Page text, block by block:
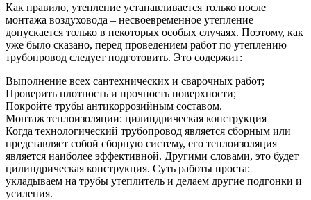
Как правило, утепление устанавливается только после
монтажа воздуховода – несвоевременное утепление
допускается только в некоторых особых случаях. Поэтому, как
уже было сказано, перед проведением работ по утеплению
трубопровод следует подготовить. Это содержит:
Выполнение всех сантехнических и сварочных работ;
Проверить плотность и прочность поверхности;
Покройте трубы антикоррозийным составом.
Монтаж теплоизоляции: цилиндрическая конструкция
Когда технологический трубопровод является сборным или
представляет собой сборную систему, его теплоизоляция
является наиболее эффективной. Другими словами, это будет
цилиндрическая конструкция. Суть работы проста:
укладываем на трубы утеплитель и делаем другие подгонки и
усиления.